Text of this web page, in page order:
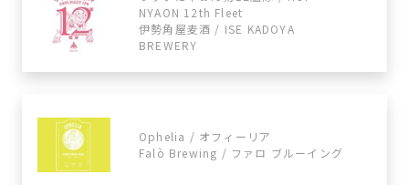
NYAON 12th Fleet
伊勢角屋麦酒 / ISE KADOYA
BREWERY
Ophelia / オフィーリア
Falò Brewing / ファロ ブルーイング